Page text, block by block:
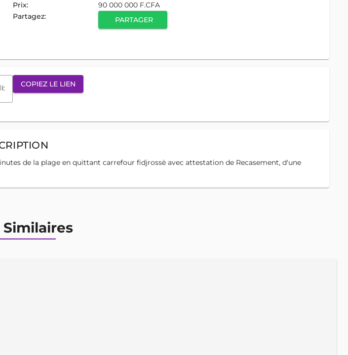
Prix:
90 000 000 F.CFA
Partagez: PARTAGER
COPIEZ LE LIEN
de la plage en quittant carrefour fidjrossè avec attestation de Recasement, d'une
Similaires